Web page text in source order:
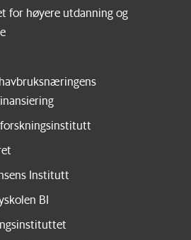
for høyere utdanning og
Institutt
BI